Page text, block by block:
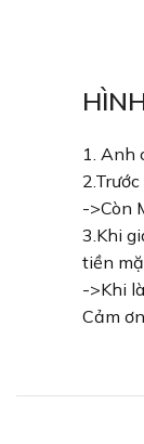
1. Anh
->Còn
3.Khi
tiền
->Khi
Cảm